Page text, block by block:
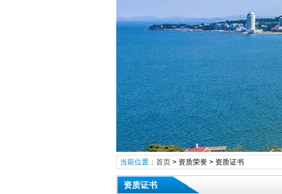
当前位置： 首页> 资质荣誉> 资质证书
资质证书